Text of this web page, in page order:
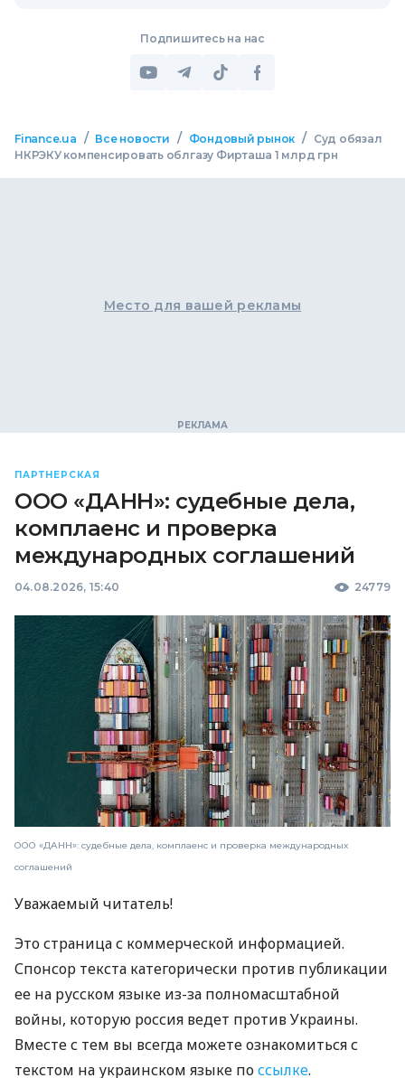
Подпишитесь на нас
Finance.ua / Все новости / Фондовый рынок /
Суд обязал
НКРЭКУ компенсировать облгазу Фирташа 1 млрд грн
Место для вашей рекламы
ПАРТНЕРСКАЯ
ООО «ДАНН»: судебные дела,
комплаенс и проверка
международных соглашений
04.08.2026, 15:40 24779
ООО «ДАНН»: судебные дела, комплаенс и проверка международных
соглашений
Уважаемый читатель!
Это страница с коммерческой информацией.
Спонсор текста категорически против публикации
ее на русском языке из-за полномасштабной
войны, которую россия ведет против Украины.
Вместе с тем вы всегда можете ознакомиться с
текстом на украинском языке поссылке.